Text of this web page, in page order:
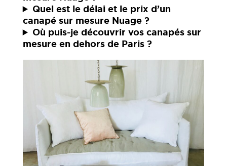
Quel est le délai et le prix d’un
canapé sur mesure Nuage ?
Où puis-je découvrir vos canapés sur
mesure en dehors de Paris ?